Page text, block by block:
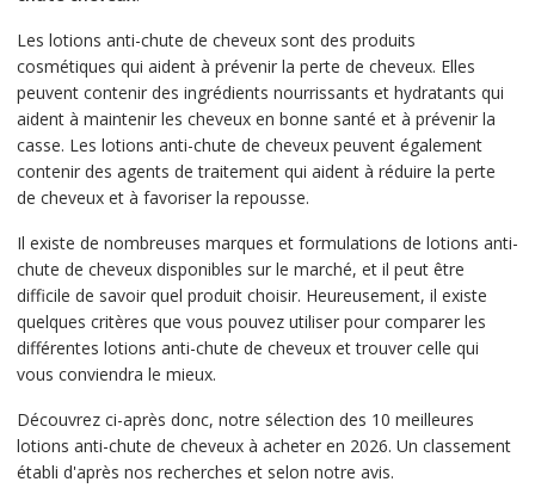
Les lotions anti-chute de cheveux sont des produits
cosmétiques qui aident à prévenir la perte de cheveux. Elles
peuvent contenir des ingrédients nourrissants et hydratants qui
aident à maintenir les cheveux en bonne santé et à prévenir la
casse. Les lotions anti-chute de cheveux peuvent également
contenir des agents de traitement qui aident à réduire la perte
de cheveux et à favoriser la repousse.
Il existe de nombreuses marques et formulations de lotions anti-
chute de cheveux disponibles sur le marché, et il peut être
difficile de savoir quel produit choisir. Heureusement, il existe
quelques critères que vous pouvez utiliser pour comparer les
différentes lotions anti-chute de cheveux et trouver celle qui
vous conviendra le mieux.
Découvrez ci-après donc, notre sélection des 10 meilleures
lotions anti-chute de cheveux à acheter en 2026. Un classement
établi d'après nos recherches et selon notre avis.